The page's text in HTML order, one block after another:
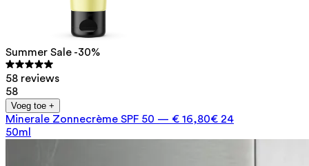
Summer Sale -30%
58 reviews
58
Voeg toe +
Minerale Zonnecrème SPF 50 — € 16,80€ 24
50ml